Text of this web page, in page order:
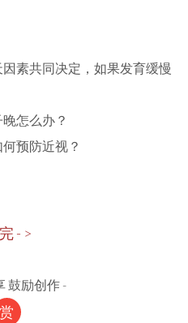
素共同决定，如果发育缓慢
怎么办？
预防近视？
- >
鼓励创作 -
赏